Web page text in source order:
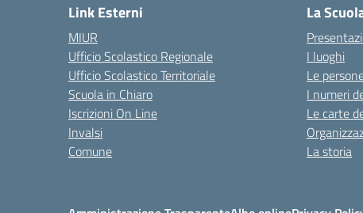
Link Esterni
MIUR
Ufficio Scolastico Regionale
Ufficio Scolastico Territoriale
Scuola in Chiaro
Iscrizioni On Line
Invalsi
Comune
La
I luoghi
Le
I numeri
Le carte
La storia